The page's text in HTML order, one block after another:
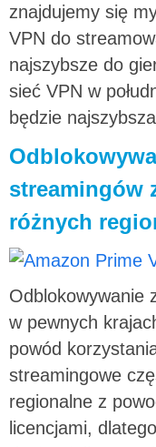
znajdujemy się
VPN do
najszybsze do
sieć VPN w
będzie
streamingów
różnych
Odblokowywanie
w pewnych
powód
streamingowe
regionalne z
licencjami,